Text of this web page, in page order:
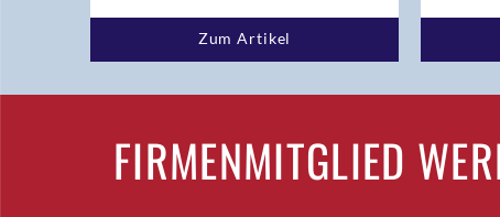
Zum Artikel
FIRMENMITGLIED